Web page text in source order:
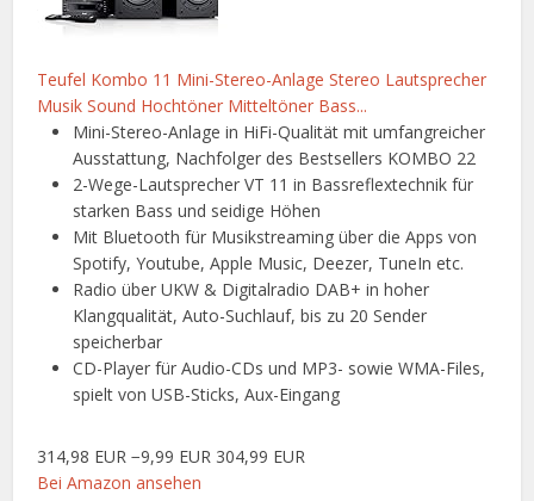
Teufel Kombo 11 Mini-Stereo-Anlage Stereo Lautsprecher
Musik Sound Hochtöner Mitteltöner Bass...
Mini-Stereo-Anlage in HiFi-Qualität mit umfangreicher
Ausstattung, Nachfolger des Bestsellers KOMBO 22
2-Wege-Lautsprecher VT 11 in Bassreflextechnik für
starken Bass und seidige Höhen
Mit Bluetooth für Musikstreaming über die Apps von
Spotify, Youtube, Apple Music, Deezer, TuneIn etc.
Radio über UKW & Digitalradio DAB+ in hoher
Klangqualität, Auto-Suchlauf, bis zu 20 Sender
speicherbar
CD-Player für Audio-CDs und MP3- sowie WMA-Files,
spielt von USB-Sticks, Aux-Eingang
314,98 EUR −9,99 EUR 304,99 EUR
Bei Amazon ansehen